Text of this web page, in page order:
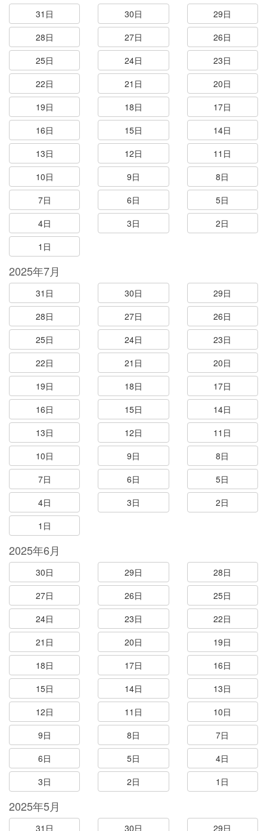
31日 30日
29日
28日
27日
26日
25日
24日
23日
22日
21日
20日
19日
18日
17日
16日
15日
14日
13日
12日
11日
10日
9日
8日
7日
6日
5日
4日
3日
2日
1日
2025年7月
31日 30日
29日
28日
27日
26日
25日
24日
23日
22日
21日
20日
19日
18日
17日
16日
15日
14日
13日
12日
11日
10日
9日
8日
7日
6日
5日
4日
3日
2日
1日
2025年6月
30日 29日
28日
27日
26日
25日
24日
23日
22日
21日
20日
19日
18日
17日
16日
15日
14日
13日
12日
11日
10日
9日
8日
7日
6日
5日
4日
3日
2日 1日
2025年5月
31日 30日 29日